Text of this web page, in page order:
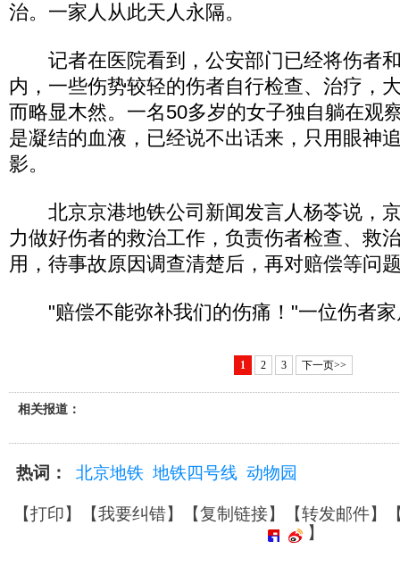
治。一家人从此天人永隔。
记者在医院看到，公安部门已经将伤者
内，一些伤势较轻的伤者自行检查、治疗，
而略显木然。一名50多岁的女子独自躺在观
是凝结的血液，已经说不出话来，只用眼神
影。
北京京港地铁公司新闻发言人杨苓说，
力做好伤者的救治工作，负责伤者检查、救
用，待事故原因调查清楚后，再对赔偿等问
"赔偿不能弥补我们的伤痛！"一位伤者家
1 2 3 下一页>>
相关报道：
热词： 北京地铁 地铁四号线 动物园
【打印】【我要纠错】【复制链接】【转发邮件】
】